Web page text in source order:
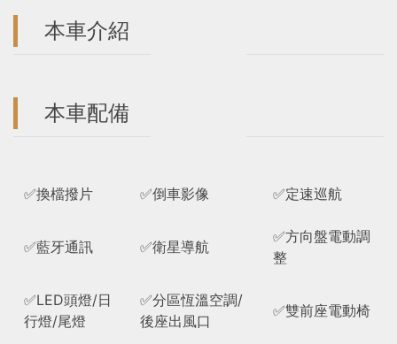
本車介紹
本車配備
✅換檔撥片 ✅倒車影像 ✅定速巡航
✅藍牙通訊 ✅衛星導航
✅方向盤電動調
整
✅LED頭燈/日
行燈/尾燈
✅分區恆溫空調/
後座出風口
✅雙前座電動椅